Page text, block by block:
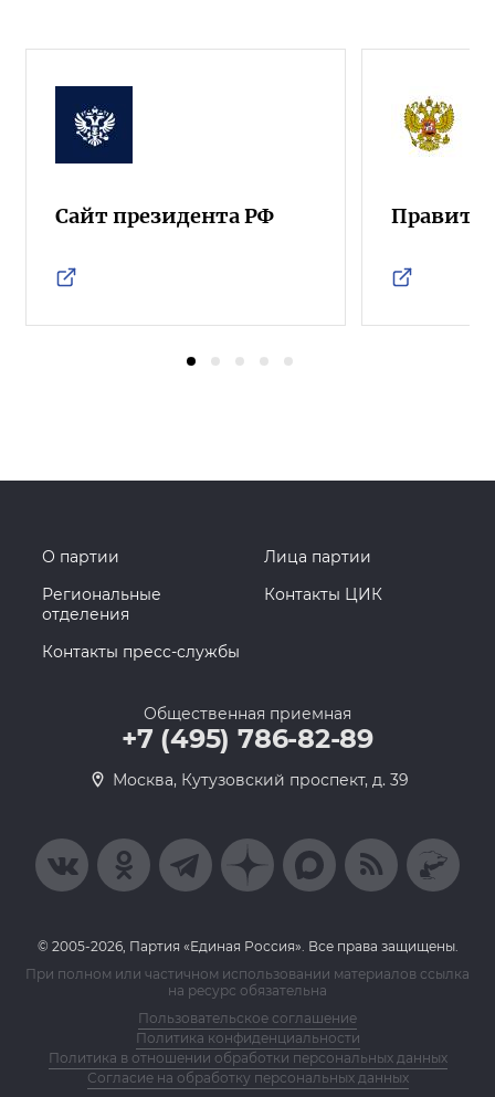
Сайт президента РФ
О партии
Лица партии
Региональные
отделения
Контакты ЦИК
Контакты пресс-службы
Общественная приемная
+7 (495) 786-82-89
Москва, Кутузовский проспект, д. 39
© 2005-2026, Партия «Единая Россия». Все права защищены.
При полном или частичном использовании материалов ссылка
на ресурс обязательна
Пользовательское соглашение
Политика конфиденциальности
Политика в отношении обработки персональных данных
Согласие на обработку персональных данных